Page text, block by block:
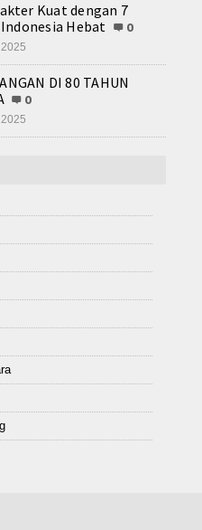
Kuat dengan 7
Hebat
0
DI 80 TAHUN
0